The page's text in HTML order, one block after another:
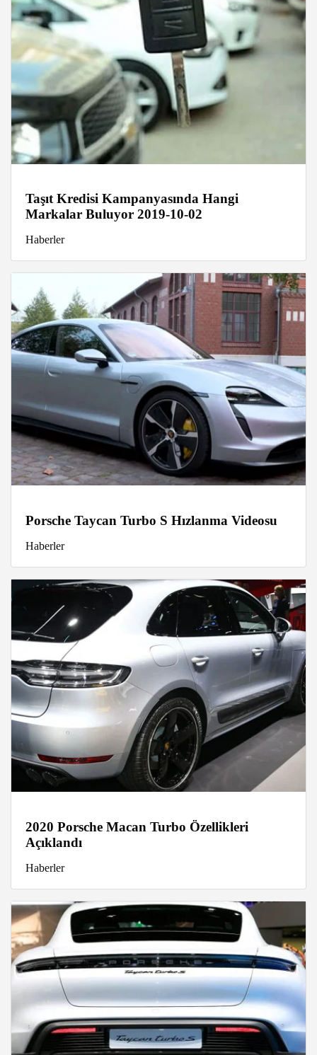
Taşıt Kredisi Kampanyasında Hangi
Markalar Buluyor 2019-10-02
Haberler
Porsche Taycan Turbo S Hızlanma Videosu
Haberler
2020 Porsche Macan Turbo Özellikleri
Açıklandı
Haberler